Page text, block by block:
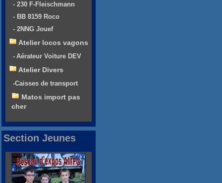
- 230 F-Fleischmann
- BB 8159 Roco
- 2NNG Jouef
Atelier locos vagons
- Aérateur Voiture DEV
Atelier Divers
-Caisses de transport
Matos import pas
cher
Section Jeunes